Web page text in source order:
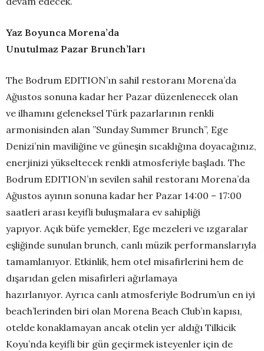
Yaz Boyunca Morena’da
Unutulmaz Pazar Brunch’ları
The Bodrum EDITION’ın sahil restoranı Morena’da
Ağustos sonuna kadar her Pazar düzenlenecek olan
ve ilhamını geleneksel Türk pazarlarının renkli
armonisinden alan ”Sunday Summer Brunch”, Ege
Denizi’nin maviliğine ve güneşin sıcaklığına doyacağınız,
enerjinizi yükseltecek renkli atmosferiyle başladı. The
Bodrum EDITION’ın sevilen sahil restoranı Morena’da
Ağustos ayının sonuna kadar her Pazar 14:00 – 17:00
saatleri arası keyifli buluşmalara ev sahipliği
yapıyor. Açık büfe yemekler, Ege mezeleri ve ızgaralar
eşliğinde sunulan brunch, canlı müzik performanslarıyla
tamamlanıyor. Etkinlik, hem otel misafirlerini hem de
dışarıdan gelen misafirleri ağırlamaya
hazırlanıyor. Ayrıca canlı atmosferiyle Bodrum’un en iyi
beach’lerinden biri olan Morena Beach Club’ın kapısı,
otelde konaklamayan ancak otelin yer aldığı Tilkicik
Koyu’nda keyifli bir gün geçirmek isteyenler için de